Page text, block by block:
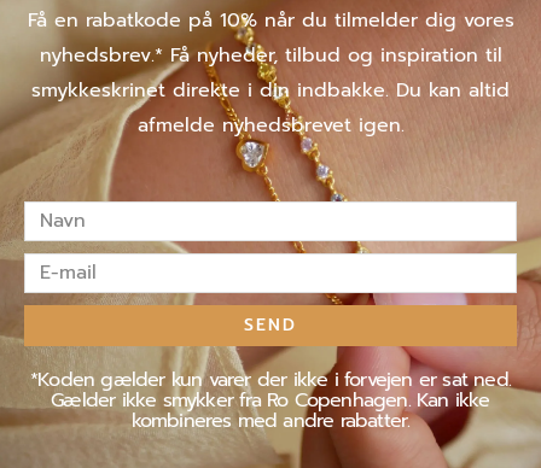
Få en rabatkode på 10% når du tilmelder dig vores
nyhedsbrev.* Få nyheder, tilbud og inspiration til
smykkeskrinet direkte i din indbakke. Du kan altid
afmelde nyhedsbrevet igen.
Navn
E-
mail
SEND
*Koden gælder kun varer der ikke i forvejen er sat ned.
Gælder ikke smykker fra Ro Copenhagen. Kan ikke
kombineres med andre rabatter.